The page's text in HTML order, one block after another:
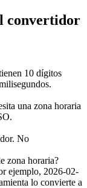
convertidor
10 dígitos
una zona horaria
No
zona horaria?
ejemplo, 2026-02-
lo convierte a